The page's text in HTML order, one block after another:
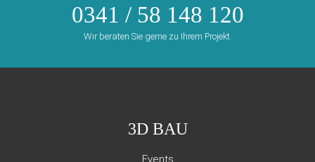
0341 / 58 148 120
Wir beraten Sie gerne zu Ihrem Projekt.
3D BAU
Events